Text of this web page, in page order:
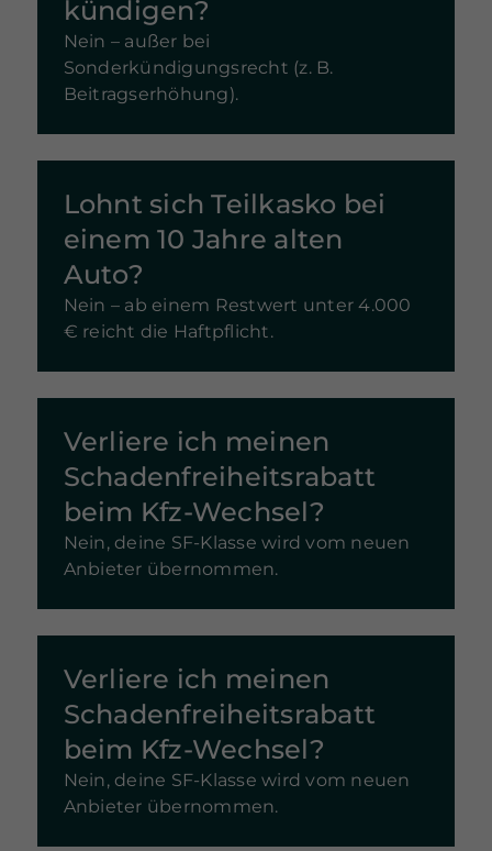
kündigen?
Nein – außer bei
Sonderkündigungsrecht (z. B.
Beitragserhöhung).
Lohnt sich Teilkasko bei
einem 10 Jahre alten
Auto?
Nein – ab einem Restwert unter 4.000
€ reicht die Haftpflicht.
Verliere ich meinen
Schadenfreiheitsrabatt
beim Kfz-Wechsel?
Nein, deine SF-Klasse wird vom neuen
Anbieter übernommen.
Verliere ich meinen
Schadenfreiheitsrabatt
beim Kfz-Wechsel?
Nein, deine SF-Klasse wird vom neuen
Anbieter übernommen.